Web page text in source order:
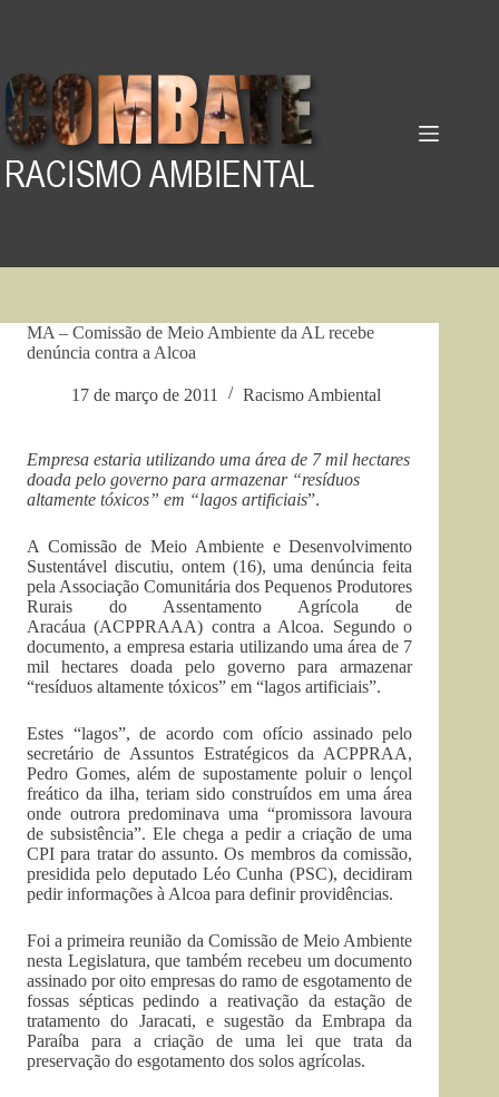
MA – Comissão de Meio Ambiente da AL recebe
denúncia contra a Alcoa
17 de março de 2011 Racismo Ambiental
Empresa estaria utilizando uma área de 7 mil hectares
doada pelo governo para armazenar “resíduos
altamente tóxicos” em “lagos artificiais”.
A Comissão de Meio Ambiente e Desenvolvimento
Sustentável discutiu, ontem (16), uma denúncia feita
pela Associação Comunitária dos Pequenos Produtores
Rurais do Assentamento Agrícola de
Aracáua (ACPPRAAA) contra a Alcoa. Segundo o
documento, a empresa estaria utilizando uma área de 7
mil hectares doada pelo governo para armazenar
“resíduos altamente tóxicos” em “lagos artificiais”.
Estes “lagos”, de acordo com ofício assinado pelo
secretário de Assuntos Estratégicos da ACPPRAA,
Pedro Gomes, além de supostamente poluir o lençol
freático da ilha, teriam sido construídos em uma área
onde outrora predominava uma “promissora lavoura
de subsistência”. Ele chega a pedir a criação de uma
CPI para tratar do assunto. Os membros da comissão,
presidida pelo deputado Léo Cunha (PSC), decidiram
pedir informações à Alcoa para definir providências.
Foi a primeira reunião da Comissão de Meio Ambiente
nesta Legislatura, que também recebeu um documento
assinado por oito empresas do ramo de esgotamento de
fossas sépticas pedindo a reativação da estação de
tratamento do Jaracati, e sugestão da Embrapa da
Paraíba para a criação de uma lei que trata da
preservação do esgotamento dos solos agrícolas.